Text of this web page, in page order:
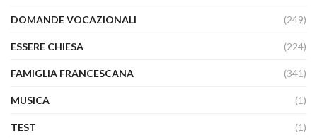
DOMANDE VOCAZIONALI (249)
ESSERE CHIESA (224)
FAMIGLIA FRANCESCANA (341)
MUSICA (1)
TEST (1)